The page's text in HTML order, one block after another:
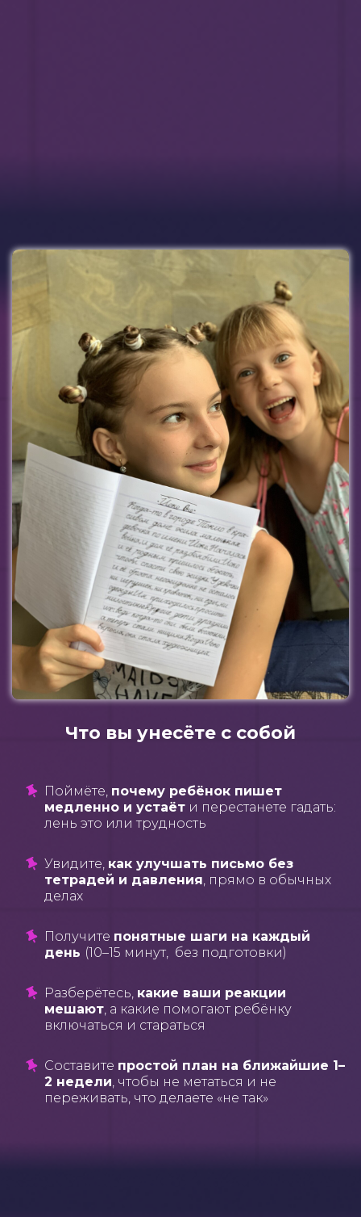
Что вы унесёте с собой
Поймёте, почему ребёнок пишет
медленно и устаёт и перестанете гадать:
лень это или трудность
Увидите, как улучшать письмо без
тетрадей и давления, прямо в обычных
делах
Получите понятные шаги на каждый
день (10–15 минут, без подготовки)
Разберётесь, какие ваши реакции
мешают, а какие помогают ребёнку
включаться и стараться
Составите простой план на ближайшие 1–
2 недели, чтобы не метаться и не
переживать, что делаете «не так»